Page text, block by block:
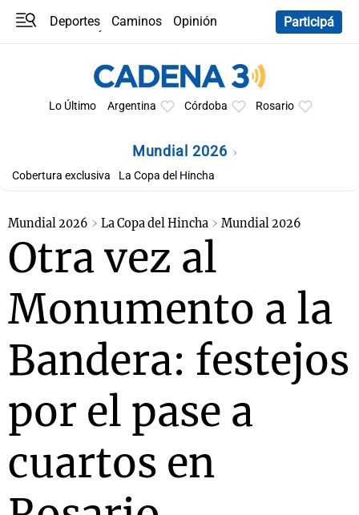
Deportes Caminos
Opinión
Participá
Lo Último Argentina Córdoba Rosario
Mundial 2026
Cobertura exclusiva La Copa del Hincha
Mundial 2026 La Copa del Hincha Mundial 2026
Otra vez al
Monumento a la
Bandera: festejos
por el pase a
cuartos en